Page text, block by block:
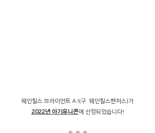
웨인힐스 브라이언트 A.I(구. 웨인힐스벤처스)가
2022년 아기유니콘에 선정되었습니다!